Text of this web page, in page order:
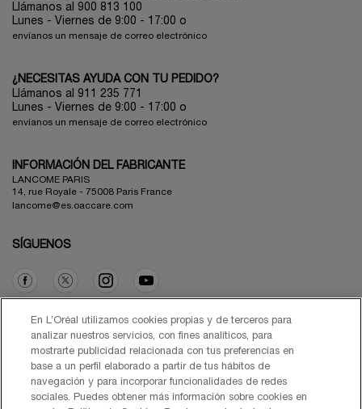
Llámanos al 900 813 100
Lunes - Viernes de 9:00 - 17:00 o
envíanos un mensaje de correo electrónico
¿NECESITAS AYUDA CON TU PEDIDO?
Llámanos al 911 235 771
Lunes - Viernes de 9:00 - 17:00 o
envíanos un mensaje de correo electrónico
INFORMACIÓN DEL FABRICANTE
LANCOME PARIS
14, rue Royale - 75008 Paris France
lancome@es.oaccare.com
SÍGUENOS
Opción de compra
€ - ES (ES)
En L’Oréal utilizamos cookies propias y de terceros para
analizar nuestros servicios, con fines analíticos, para
mostrarte publicidad relacionada con tus preferencias en
base a un perfil elaborado a partir de tus hábitos de
navegación y para incorporar funcionalidades de redes
sociales. Puedes obtener más información sobre cookies en